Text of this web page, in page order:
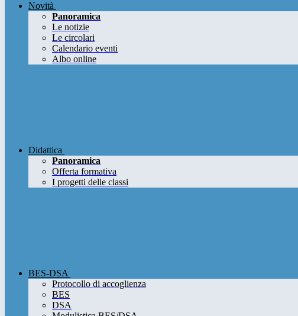
Novità
Panoramica
Le notizie
Le circolari
Calendario eventi
Albo online
Didattica
Panoramica
Offerta formativa
I progetti delle classi
BES-DSA
Protocollo di accoglienza
BES
DSA